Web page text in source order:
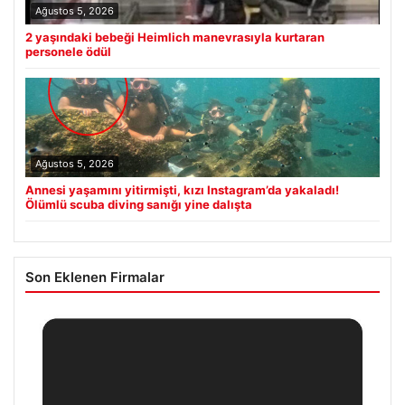
Ağustos 5, 2026
2 yaşındaki bebeği Heimlich manevrasıyla kurtaran
personele ödül
Ağustos 5, 2026
Annesi yaşamını yitirmişti, kızı Instagram’da yakaladı!
Ölümlü scuba diving sanığı yine dalışta
Son Eklenen Firmalar